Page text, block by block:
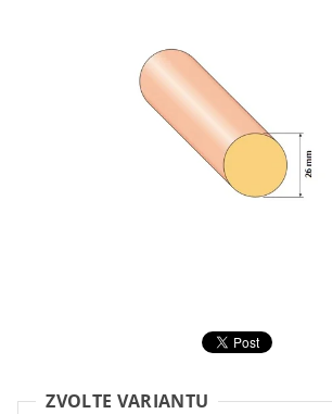
ZVOLTE VARIANTU